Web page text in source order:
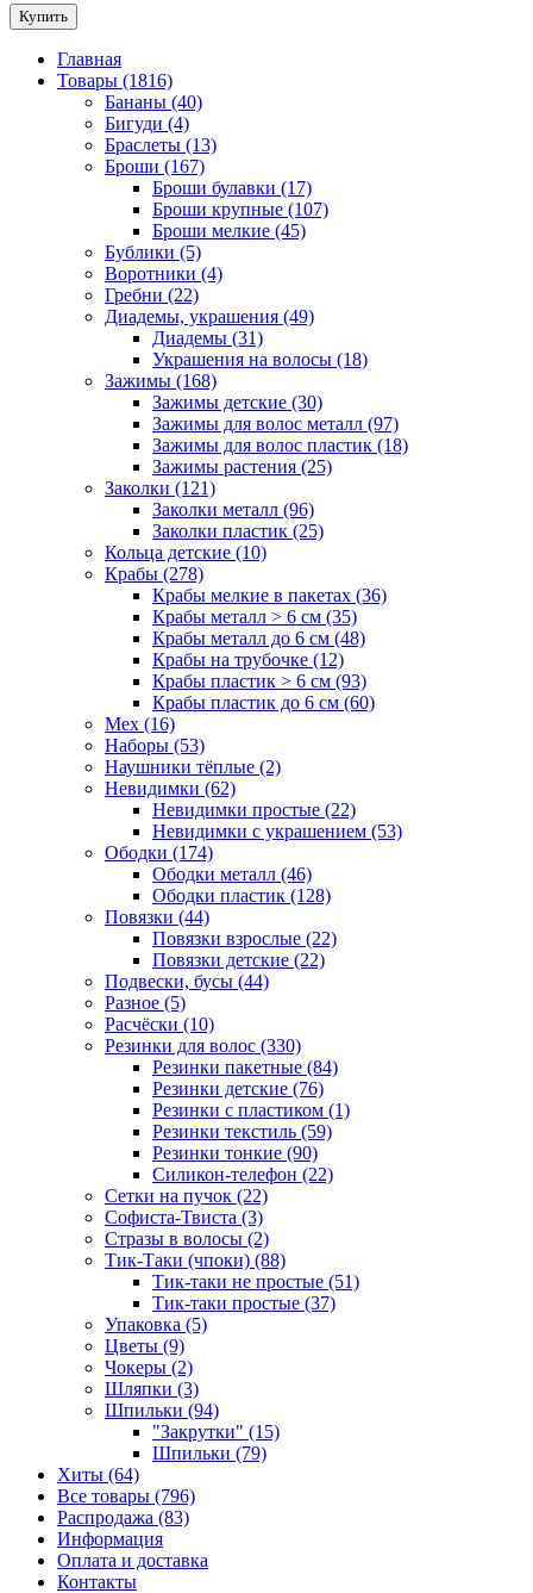
Купить
Главная
Товары (1816)
Бананы (40)
Бигуди (4)
Браслеты (13)
Броши (167)
Броши булавки (17)
Броши крупные (107)
Броши мелкие (45)
Бублики (5)
Воротники (4)
Гребни (22)
Диадемы, украшения (49)
Диадемы (31)
Украшения на волосы (18)
Зажимы (168)
Зажимы детские (30)
Зажимы для волос металл (97)
Зажимы для волос пластик (18)
Зажимы растения (25)
Заколки (121)
Заколки металл (96)
Заколки пластик (25)
Кольца детские (10)
Крабы (278)
Крабы мелкие в пакетах (36)
Крабы металл > 6 см (35)
Крабы металл до 6 см (48)
Крабы на трубочке (12)
Крабы пластик > 6 см (93)
Крабы пластик до 6 см (60)
Мех (16)
Наборы (53)
Наушники тёплые (2)
Невидимки (62)
Невидимки простые (22)
Невидимки с украшением (53)
Ободки (174)
Ободки металл (46)
Ободки пластик (128)
Повязки (44)
Повязки взрослые (22)
Повязки детские (22)
Подвески, бусы (44)
Разное (5)
Расчёски (10)
Резинки для волос (330)
Резинки пакетные (84)
Резинки детские (76)
Резинки с пластиком (1)
Резинки текстиль (59)
Резинки тонкие (90)
Силикон-телефон (22)
Сетки на пучок (22)
Софиста-Твиста (3)
Стразы в волосы (2)
Тик-Таки (чпоки) (88)
Тик-таки не простые (51)
Тик-таки простые (37)
Упаковка (5)
Цветы (9)
Чокеры (2)
Шляпки (3)
Шпильки (94)
"Закрутки" (15)
Шпильки (79)
Хиты (64)
Все товары (796)
Распродажа (83)
Информация
Оплата и доставка
Контакты